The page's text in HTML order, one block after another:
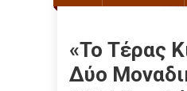
«Το Τέρας
Δύο